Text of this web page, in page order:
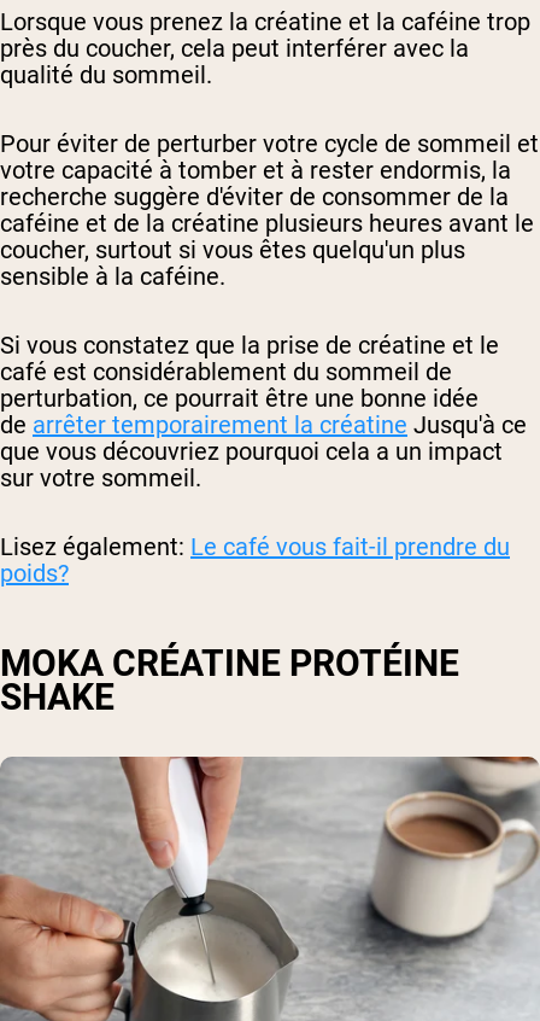
Lorsque vous prenez la créatine et la caféine trop
près du coucher, cela peut interférer avec la
qualité du sommeil.
Pour éviter de perturber votre cycle de sommeil et
votre capacité à tomber et à rester endormis, la
recherche suggère d'éviter de consommer de la
caféine et de la créatine plusieurs heures avant le
coucher, surtout si vous êtes quelqu'un plus
sensible à la caféine.
Si vous constatez que la prise de créatine et le
café est considérablement du sommeil de
perturbation, ce pourrait être une bonne idée
de arrêter temporairement la créatine Jusqu'à ce
que vous découvriez pourquoi cela a un impact
sur votre sommeil.
Lisez également: Le café vous fait-il prendre du
poids?
MOKA CRÉATINE PROTÉINE
SHAKE